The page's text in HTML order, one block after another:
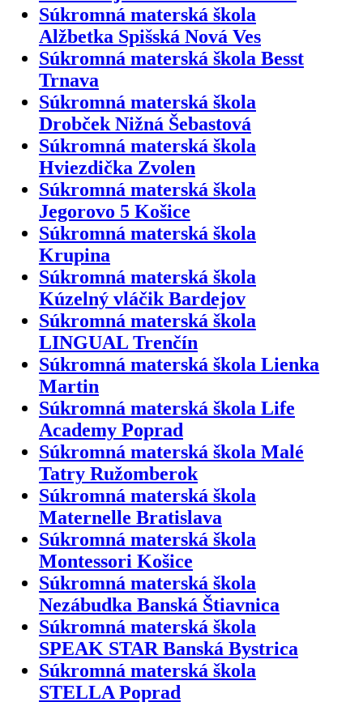
Súkromná materská škola
Alžbetka Spišská Nová Ves
Súkromná materská škola Besst
Trnava
Súkromná materská škola
Drobček Nižná Šebastová
Súkromná materská škola
Hviezdička Zvolen
Súkromná materská škola
Jegorovo 5 Košice
Súkromná materská škola
Krupina
Súkromná materská škola
Kúzelný vláčik Bardejov
Súkromná materská škola
LINGUAL Trenčín
Súkromná materská škola Lienka
Martin
Súkromná materská škola Life
Academy Poprad
Súkromná materská škola Malé
Tatry Ružomberok
Súkromná materská škola
Maternelle Bratislava
Súkromná materská škola
Montessori Košice
Súkromná materská škola
Nezábudka Banská Štiavnica
Súkromná materská škola
SPEAK STAR Banská Bystrica
Súkromná materská škola
STELLA Poprad